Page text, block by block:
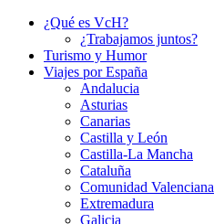
¿Qué es VcH?
¿Trabajamos juntos?
Turismo y Humor
Viajes por España
Andalucia
Asturias
Canarias
Castilla y León
Castilla-La Mancha
Cataluña
Comunidad Valenciana
Extremadura
Galicia